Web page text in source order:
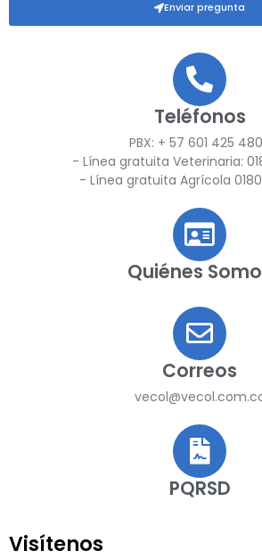
Enviar pregunta
Teléfonos
PBX: + 57 601 425
- Línea gratuita Veterinaria:
- Línea gratuita Agrícola
Quiénes
Correos
PQRSD
Visítenos